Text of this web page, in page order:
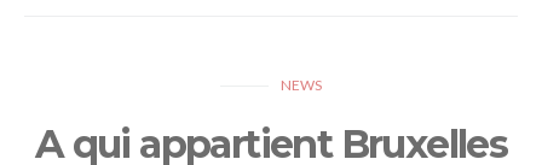
NEWS
A qui appartient Bruxelles